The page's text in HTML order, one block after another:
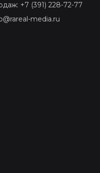
+7 (391) 228-72-77
media.ru